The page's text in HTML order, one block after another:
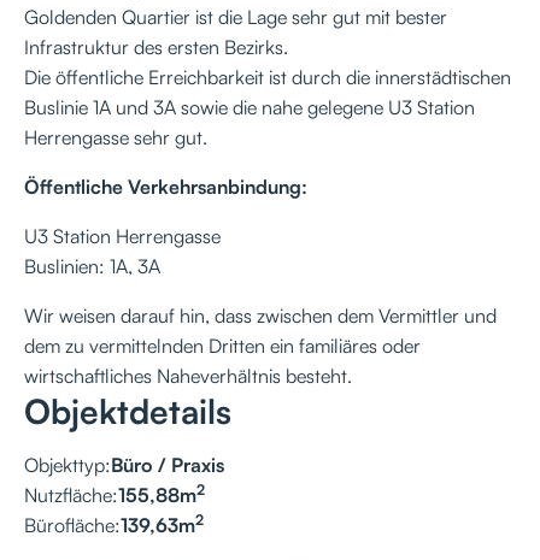
Goldenden Quartier ist die Lage sehr gut mit bester
Infrastruktur des ersten Bezirks.
Die öffentliche Erreichbarkeit ist durch die innerstädtischen
Buslinie 1A und 3A sowie die nahe gelegene U3 Station
Herrengasse sehr gut.
Öffentliche Verkehrsanbindung:
U3 Station Herrengasse
Buslinien: 1A, 3A
Wir weisen darauf hin, dass zwischen dem Vermittler und
dem zu vermittelnden Dritten ein familiäres oder
wirtschaftliches Naheverhältnis besteht.
Objektdetails
Objekttyp:Büro / Praxis
Nutzfläche:155,88m2
Bürofläche:139,63m2